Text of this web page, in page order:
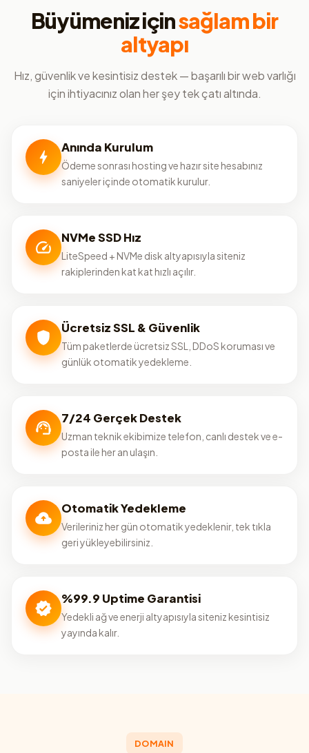
Büyümeniz içinsağlam bir
altyapı
Hız, güvenlik ve kesintisiz destek — başarılı bir web varlığı
için ihtiyacınız olan her şey tek çatı altında.
Anında Kurulum
Ödeme sonrası hosting ve hazır site hesabınız
saniyeler içinde otomatik kurulur.
NVMe SSD Hız
LiteSpeed + NVMe disk altyapısıyla siteniz
rakiplerinden kat kat hızlı açılır.
Ücretsiz SSL & Güvenlik
Tüm paketlerde ücretsiz SSL, DDoS koruması ve
günlük otomatik yedekleme.
7/24 Gerçek Destek
Uzman teknik ekibimize telefon, canlı destek ve e-
posta ile her an ulaşın.
Otomatik Yedekleme
Verileriniz her gün otomatik yedeklenir, tek tıkla
geri yükleyebilirsiniz.
%99.9 Uptime Garantisi
Yedekli ağ ve enerji altyapısıyla siteniz kesintisiz
yayında kalır.
DOMAIN